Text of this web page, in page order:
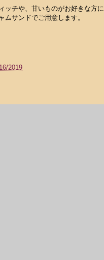
ッチや、甘いものがお好きな方に
ムサンドでご用意します。
2019